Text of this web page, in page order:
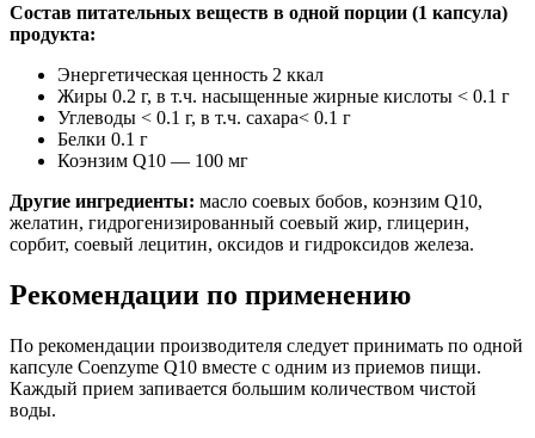
Состав питательных веществ в одной порции (1 капсула)
продукта:
Энергетическая ценность 2 ккал
Жиры 0.2 г, в т.ч. насыщенные жирные кислоты < 0.1 г
Углеводы < 0.1 г, в т.ч. сахара< 0.1 г
Белки 0.1 г
Коэнзим Q10 — 100 мг
Другие ингредиенты: масло соевых бобов, коэнзим Q10,
желатин, гидрогенизированный соевый жир, глицерин,
сорбит, соевый лецитин, оксидов и гидроксидов железа.
Рекомендации по применению
По рекомендации производителя следует принимать по одной
капсуле Coenzyme Q10 вместе с одним из приемов пищи.
Каждый прием запивается большим количеством чистой
воды.